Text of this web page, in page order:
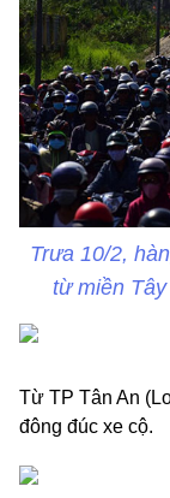
Trưa 10/2,
từ miền
Từ TP Tân An
đông đúc xe cộ.